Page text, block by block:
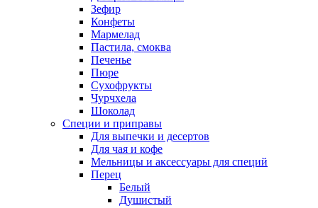
Зефир
Конфеты
Мармелад
Пастила, смоква
Печенье
Пюре
Сухофрукты
Чурчхела
Шоколад
Специи и приправы
Для выпечки и десертов
Для чая и кофе
Мельницы и аксессуары для специй
Перец
Белый
Душистый